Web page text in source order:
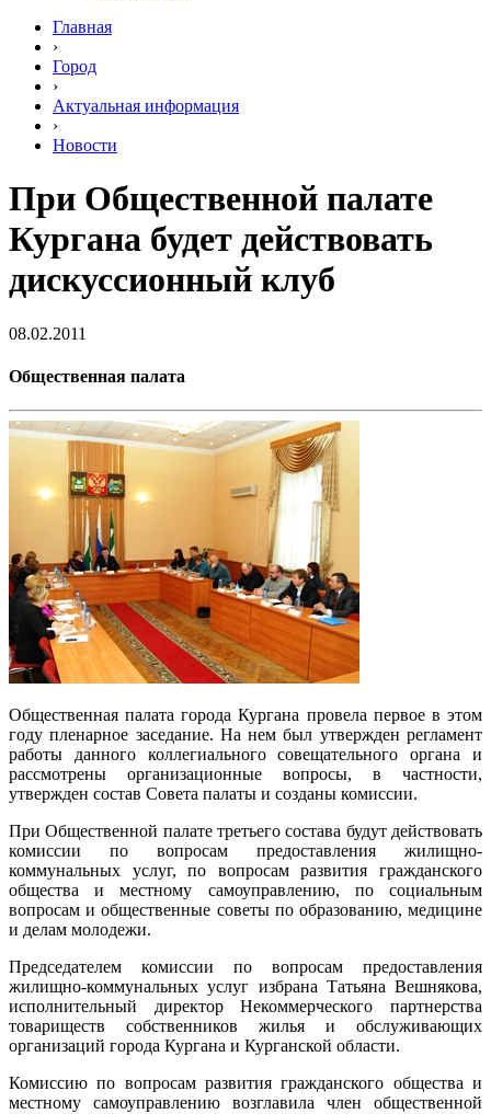
Главная
›
Город
›
Актуальная информация
›
Новости
При Общественной палате
Кургана будет действовать
дискуссионный клуб
08.02.2011
Общественная палата
Общественная палата города Кургана провела первое в этом
году пленарное заседание. На нем был утвержден регламент
работы данного коллегиального совещательного органа и
рассмотрены организационные вопросы, в частности,
утвержден состав Совета палаты и созданы комиссии.
При Общественной палате третьего состава будут действовать
комиссии по вопросам предоставления жилищно-
коммунальных услуг, по вопросам развития гражданского
общества и местному самоуправлению, по социальным
вопросам и общественные советы по образованию, медицине
и делам молодежи.
Председателем комиссии по вопросам предоставления
жилищно-коммунальных услуг избрана Татьяна Вешнякова,
исполнительный директор Некоммерческого партнерства
товариществ собственников жилья и обслуживающих
организаций города Кургана и Курганской области.
Комиссию по вопросам развития гражданского общества и
местному самоуправлению возглавила член общественной